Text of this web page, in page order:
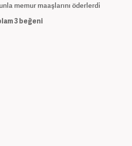
memur maaşlarını öderlerdi
3beğeni